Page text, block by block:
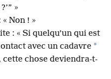
»
Non ! »
: « Si quelqu’un qui est
avec un cadavre *
cette chose deviendra-t-